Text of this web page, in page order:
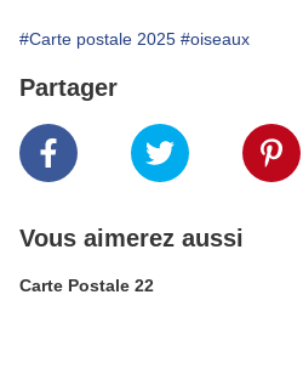
#Carte postale 2025 #oiseaux
Partager
Vous aimerez aussi
Carte Postale 22